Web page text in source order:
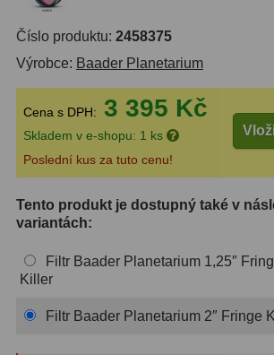
S mřížkou6
Speciální1
Barlow65
Filtry181
Měsíční a Polarizační
Sluneční43
Číslo produktu: 2458375
Výrobce: Baader Planetarium
Cena s DPH: 3 395 Kč
Skladem v e-shopu: 1 ks
Poslední kus za tuto cenu!
Tento produkt je dostupný také v
variantách:
Filtr Baader Planetarium 1,25″
Killer
Filtr Baader Planetarium 2″ Fringe